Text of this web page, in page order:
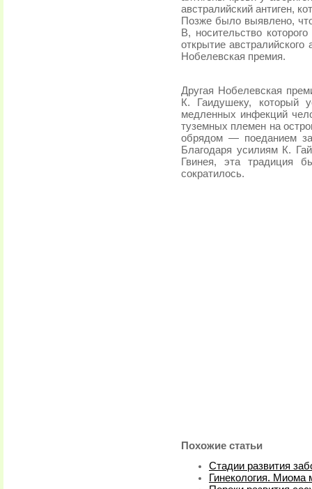
австралийский ан­тиген,
Позже было выявлено, что
В, носительство
открытие
Нобелевская премия.
Другая Нобелевская
К. Гаидушеку, который
медленных инфекций
туземных пле­мен на
обрядом — поеданием
Благодаря усилиям К.
Гвинея, эта традиция
сократилось.
Похожие статьи
Стадии развития
Гинекология. Миома